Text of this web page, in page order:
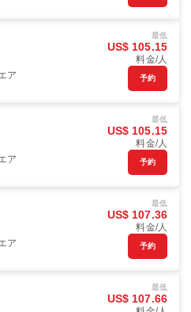
ア
最低
US$ 105.15
料金/人
予約
ア
最低
US$ 105.15
料金/人
予約
ア
最低
US$ 107.36
料金/人
予約
最低
US$ 107.66